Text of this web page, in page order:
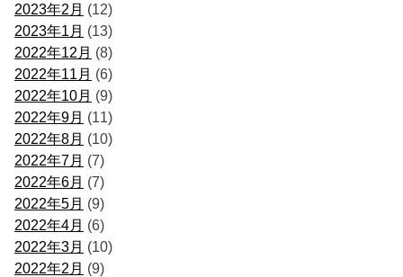
2023年2月 (12)
2023年1月 (13)
2022年12月 (8)
2022年11月 (6)
2022年10月 (9)
2022年9月 (11)
2022年8月 (10)
2022年7月 (7)
2022年6月 (7)
2022年5月 (9)
2022年4月 (6)
2022年3月 (10)
2022年2月 (9)